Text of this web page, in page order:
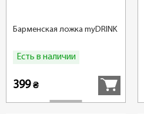
Барменская ложка myDRINK
Есть в наличии
399₴